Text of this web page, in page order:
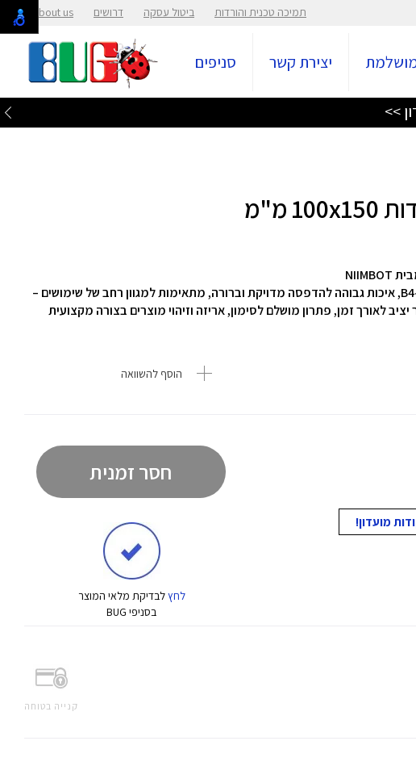
תמיכה טכנית והורדות ביטול עסקה דרושים About us
יצירת קשר סניפים
50 מדבקות לבנות בגודל 150×100 מ"מ ל‑B4, איכות גבוהה להדפסה מדויקת וברורה, מתאימות למגוון רחב של שימושים –
לאורך זמן, פתרון מושלם לסימון, אריזה וזיהוי מוצרים בצורה מקצועית
הוסף להשוואה
חסר זמנית
לחץלבדיקת מלאי המוצר
בסניפי BUG
קנייה בטוחה